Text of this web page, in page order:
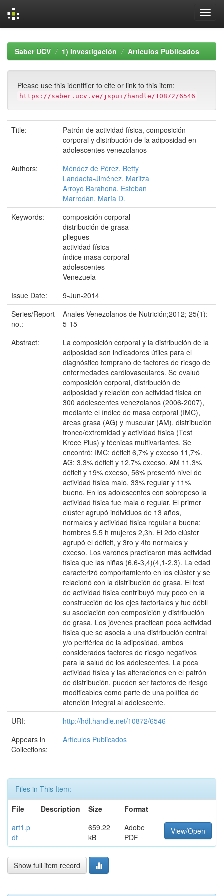
navigationSaber UCV 1) Investigación Artículos Publicados
Please use this identifier to cite or link to this item:
https://saber.ucv.ve/jspui/handle/10872/6546
Title:
Patrón de actividad física, composición
corporal y distribución de la adiposidad en
adolescentes venezolanos
Authors:
Méndez de Pérez, Betty
Landaeta-Jiménez, Maritza
Arroyo Barahona, Esteban
Marrodán, María D.
Keywords:
composición corporal
distribución de grasa
pliegues
actividad física
índice masa corporal
adolescentes
Venezuela
Issue Date:
9-Jun-2014
Series/Report
no.:
Anales Venezolanos de Nutrición;2012; 25(1):
5-15
Abstract:
La composición corporal y la distribución de la
adiposidad son indicadores útiles para el
diagnóstico temprano de factores de riesgo de
enfermedades cardiovasculares. Se evaluó
composición corporal, distribución de
adiposidad y relación con actividad física en
300 adolescentes venezolanos (2006-2007),
mediante el índice de masa corporal (IMC),
áreas grasa (AG) y muscular (AM), distribución
tronco/extremidad y actividad física (Test
Krece Plus) y técnicas multivariantes. Se
encontró: IMC: déficit 6,7% y exceso 11,7%.
AG: 3,3% déficit y 12,7% exceso. AM 11,3%
déficit y 19% exceso, 56% presentó nivel de
actividad física malo, 33% regular y 11%
bueno. En los adolescentes con sobrepeso la
actividad física fue mala o regular. El primer
clúster agrupó individuos de 13 años,
normales y actividad física regular a buena;
hombres 5,5 h mujeres 2,3h. El 2do clúster
agrupó el déficit, y 3ro y 4to normales y
exceso. Los varones practicaron más actividad
física que las niñas (6,6-3,4)(4,1-2,3). La edad
caracterizó comportamiento en los clúster y se
relacionó con la distribución de grasa. El test
de actividad física contribuyó muy poco en la
construcción de los ejes factoriales y fue débil
su asociación con composición y distribución
de grasa. Los jóvenes practican poca actividad
física que se asocia a una distribución central
y/o periférica de la adiposidad, ambos
considerados factores de riesgo negativos
para la salud de los adolescentes. La poca
actividad física y las alteraciones en el patrón
de distribución, pueden ser factores de riesgo
modificables como parte de una política de
atención integral al adolescente.
URI:
http://hdl.handle.net/10872/6546
Appears in
Collections:
Artículos Publicados
Files in This Item:
File
Description Size
Format
art1.p
df
659.22
kB
Adobe
PDF
View/Open
Show full item record